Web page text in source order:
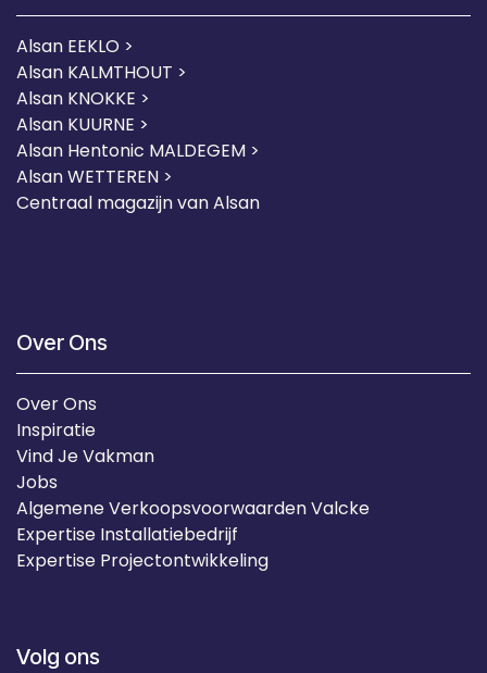
Alsan EEKLO >
Alsan KALMTHOUT >
Alsan KNOKKE >
Alsan KUURNE >
Alsan Hentonic MALDEGEM >
Alsan WETTEREN >
Centraal magazijn van Alsan
Over Ons
Over Ons
Inspiratie
Vind Je Vakman
Jobs
Algemene Verkoopsvoorwaarden Valcke
Expertise Installatiebedrijf
Expertise Projectontwikkeling
Volg ons